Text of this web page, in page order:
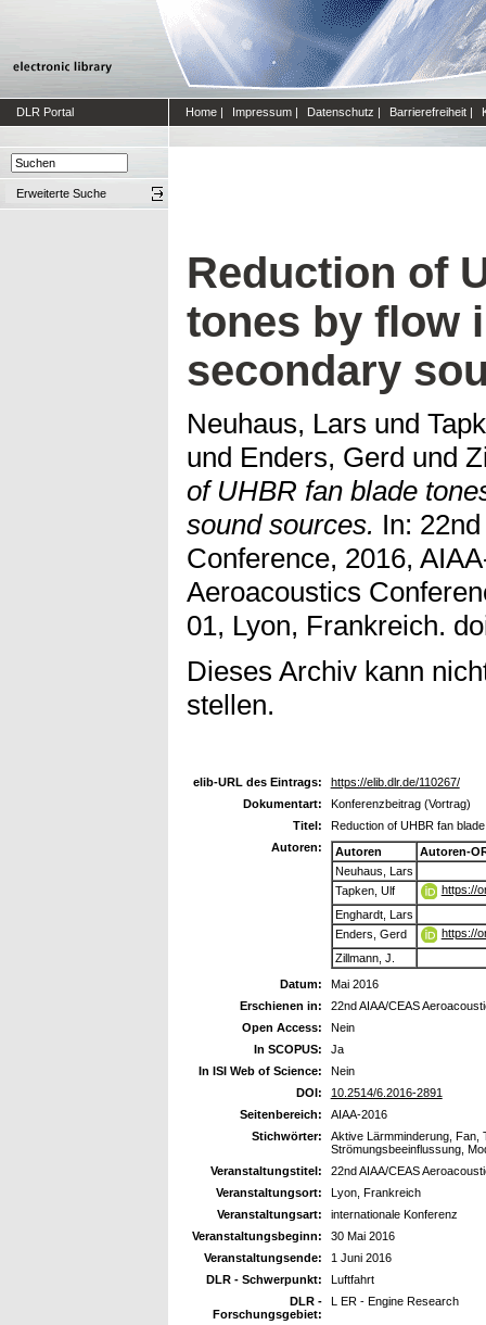
DLR Portal Home | Impressum | Datenschutz | Barrierefreiheit |
Erweiterte Suche
Reduction of
tones by flow
secondary
Neuhaus, Lars und
und Enders, Gerd und
of UHBR fan blade
sound sources. In:
Conference, 2016,
Aeroacoustics
01, Lyon, Frankreich.
Dieses Archiv kann
stellen.
elib-URL des Eintrags:
https://elib.dlr.de/110267/
Dokumentart:
Konferenzbeitrag (Vortrag)
Titel:
Reduction of UHBR fan
Autoren:
Autoren
Autoren-
Neuhaus, Lars
Tapken, Ulf
https://
Enghardt, Lars
Enders, Gerd
https://
Zillmann, J.
Datum:
Mai 2016
Erschienen in:
22nd AIAA/CEAS
Open Access:
Nein
In SCOPUS:
Ja
In ISI Web of Science:
Nein
DOI:
10.2514/6.2016-2891
Seitenbereich:
AIAA-2016
Stichwörter:
Aktive Lärmminderung, Fan,
Strömungsbeeinflussung,
Veranstaltungstitel:
22nd AIAA/CEAS
Veranstaltungsort:
Lyon, Frankreich
Veranstaltungsart:
internationale Konferenz
Veranstaltungsbeginn:
30 Mai 2016
Veranstaltungsende:
1 Juni 2016
DLR - Schwerpunkt:
Luftfahrt
DLR -
Forschungsgebiet:
L ER - Engine Research